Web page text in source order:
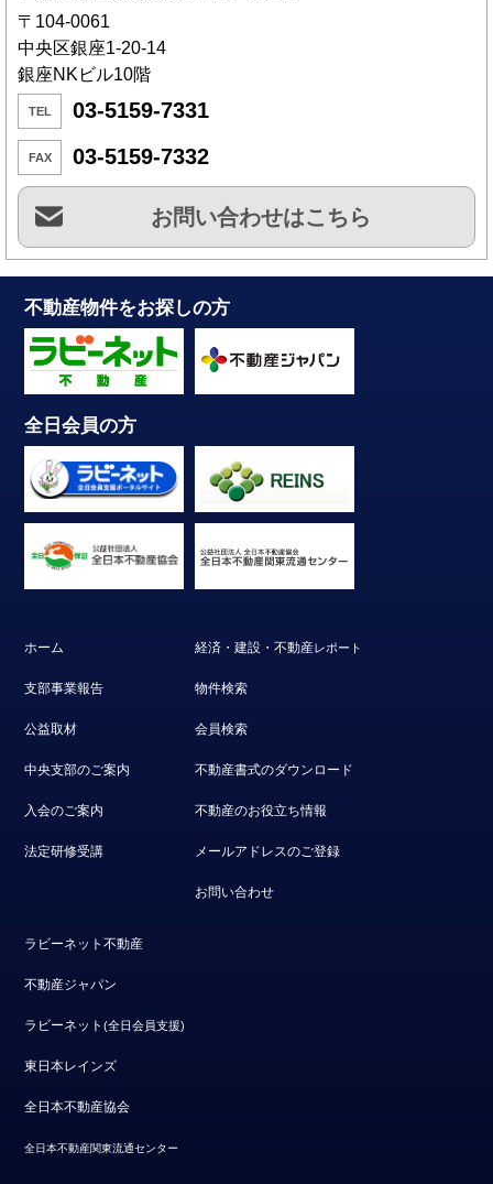
〒104-0061
中央区銀座1-20-14
銀座NKビル10階
TEL 03-5159-7331
FAX 03-5159-7332
お問い合わせはこちら
不動産物件をお探しの方
全日会員の方
ホーム
支部事業報告
公益取材
中央支部のご案内
入会のご案内
法定研修受講
経済・建設・不動産レポート
物件検索
会員検索
不動産書式のダウンロード
不動産のお役立ち情報
メールアドレスのご登録
お問い合わせ
ラビーネット不動産
不動産ジャパン
ラビーネット(全日会員支援)
東日本レインズ
全日本不動産協会
全日本不動産関東流通センター